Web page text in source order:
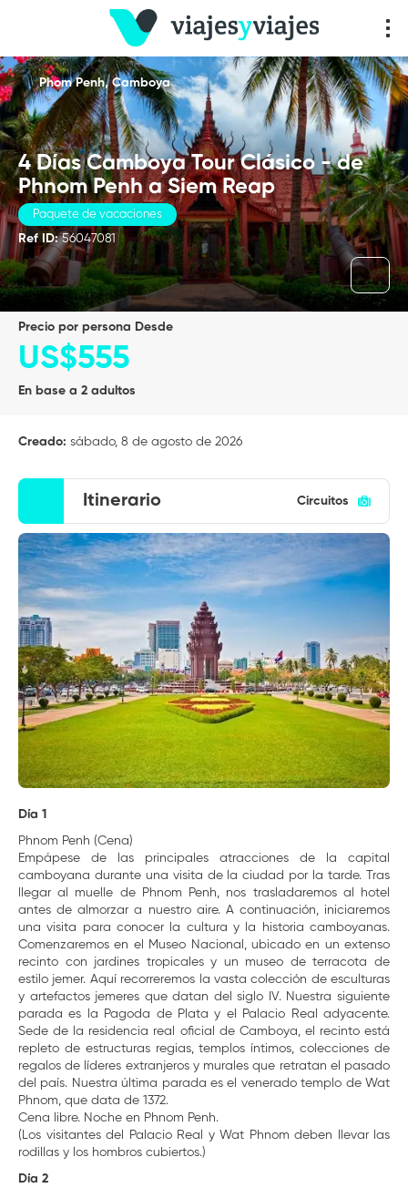
4 Días Camboya Tour Clásico - de
Phnom Penh a Siem Reap
Paquete de vacaciones
Ref ID:56047081
Phom Penh, Camboya
precio por persona Desde
US$555
En base a 2 adultos
Creado: sábado, 8 de agosto de 2026
Itinerario Circuitos
Día 1
Phnom Penh (Cena)
Empápese de las principales atracciones de la capital
camboyana durante una visita de la ciudad por la tarde. Tras
llegar al muelle de Phnom Penh, nos trasladaremos al hotel
antes de almorzar a nuestro aire. A continuación, iniciaremos
una visita para conocer la cultura y la historia camboyanas.
Comenzaremos en el Museo Nacional, ubicado en un extenso
recinto con jardines tropicales y un museo de terracota de
estilo jemer. Aquí recorreremos la vasta colección de esculturas
y artefactos jemeres que datan del siglo IV. Nuestra siguiente
parada es la Pagoda de Plata y el Palacio Real adyacente.
Sede de la residencia real oficial de Camboya, el recinto está
repleto de estructuras regias, templos íntimos, colecciones de
regalos de líderes extranjeros y murales que retratan el pasado
del país. Nuestra última parada es el venerado templo de Wat
Phnom, que data de 1372.
Cena libre. Noche en Phnom Penh.
(Los visitantes del Palacio Real y Wat Phnom deben llevar las
rodillas y los hombros cubiertos.)
Día 2